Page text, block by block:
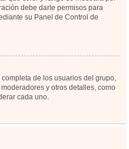
debe darle permisos para
su Panel de Control de
de los usuarios del grupo,
y otros detalles, como
cada uno.